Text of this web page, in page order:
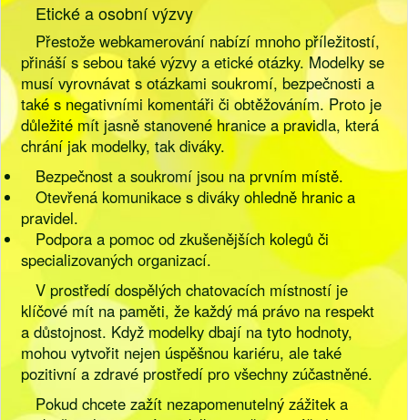
Etické a osobní výzvy
Přestože webkamerování nabízí mnoho příležitostí,
přináší s sebou také výzvy a etické otázky. Modelky se
musí vyrovnávat s otázkami soukromí, bezpečnosti a
také s negativními komentáři či obtěžováním. Proto je
důležité mít jasně stanovené hranice a pravidla, která
chrání jak modelky, tak diváky.
Bezpečnost a soukromí jsou na prvním místě.
Otevřená komunikace s diváky ohledně hranic a
pravidel.
Podpora a pomoc od zkušenějších kolegů či
specializovaných organizací.
V prostředí dospělých chatovacích místností je
klíčové mít na paměti, že každý má právo na respekt
a důstojnost. Když modelky dbají na tyto hodnoty,
mohou vytvořit nejen úspěšnou kariéru, ale také
pozitivní a zdravé prostředí pro všechny zúčastněné.
Pokud chcete zažít nezapomenutelný zážitek a